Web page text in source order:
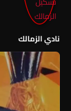
نادي الزمالك